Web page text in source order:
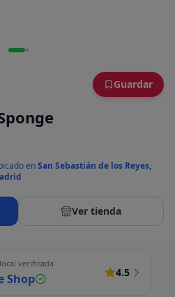
Guardar
en San Sebastián de los Reyes,
Ver tienda
verificada
Shop 4.5